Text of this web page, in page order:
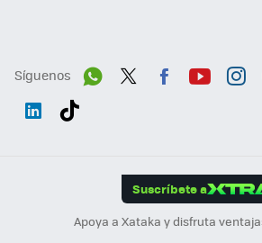
Síguenos
Suscríbete a
Apoya a Xataka y disfruta